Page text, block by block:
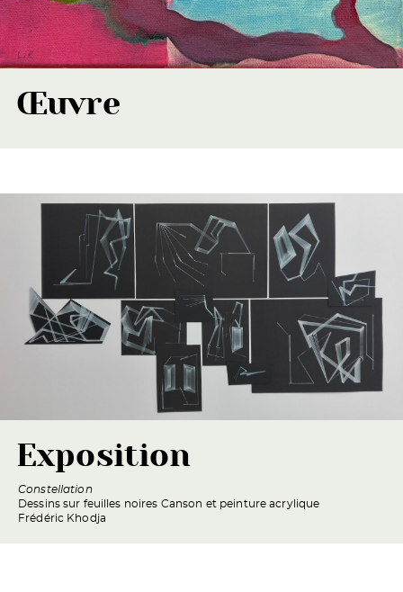
Œuvre
Exposition
Constellation
Dessins sur feuilles noires Canson et peinture acrylique
Frédéric Khodja